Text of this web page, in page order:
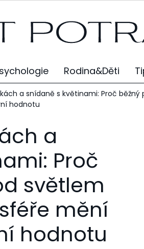
Rodina&Děti
a snídaně s květinami: Proč
hodnotu
a
Proč
světlem
mění
hodnotu